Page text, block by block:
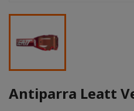
Antiparra Leatt